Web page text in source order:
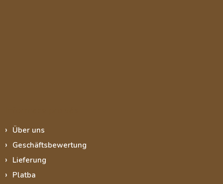
Über uns
Geschäftsbewertung
Lieferung
Platba